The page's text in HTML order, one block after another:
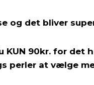
og det bliver
KUN 90kr. for det
perler at vælge